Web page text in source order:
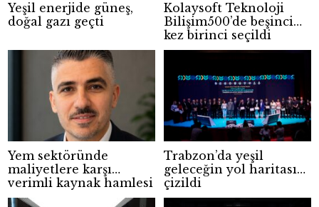
Yeşil enerjide güneş,
doğal gazı geçti
Kolaysoft Teknoloji
Bilişim500’de beşinci
kez birinci seçildi
Yem sektöründe
maliyetlere karşı
verimli kaynak hamlesi
Trabzon’da yeşil
geleceğin yol haritası
çizildi